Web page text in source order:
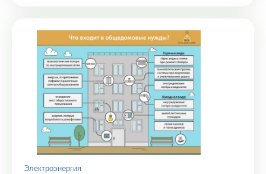
Электроэнергия